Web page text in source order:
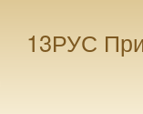
13РУС